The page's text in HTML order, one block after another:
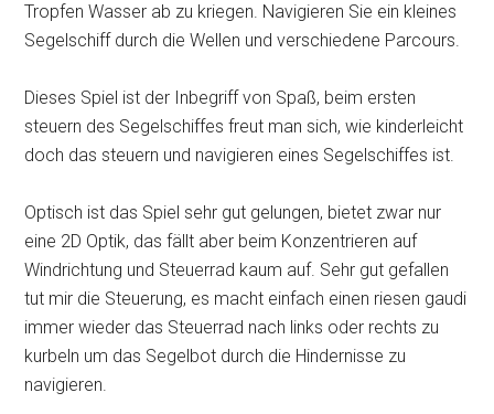
Tropfen Wasser ab zu kriegen. Navigieren Sie ein kleines
Segelschiff durch die Wellen und verschiedene Parcours.
Dieses Spiel ist der Inbegriff von Spaß, beim ersten
steuern des Segelschiffes freut man sich, wie kinderleicht
doch das steuern und navigieren eines Segelschiffes ist.
Optisch ist das Spiel sehr gut gelungen, bietet zwar nur
eine 2D Optik, das fällt aber beim Konzentrieren auf
Windrichtung und Steuerrad kaum auf. Sehr gut gefallen
tut mir die Steuerung, es macht einfach einen riesen gaudi
immer wieder das Steuerrad nach links oder rechts zu
kurbeln um das Segelbot durch die Hindernisse zu
navigieren.